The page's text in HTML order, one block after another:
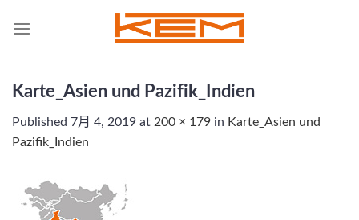
Karte_Asien und Pazifik_Indien
Published 7月 4, 2019 at 200 × 179 in Karte_Asien und
Pazifik_Indien